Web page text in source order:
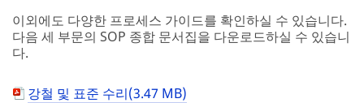
이외에도 다양한 프로세스 가이드를 확인하실 수 있습니다.
다음 세 부문의 SOP 종합 문서집을 다운로드하실 수 있습니
다.
강철 및 표준 수리(3.47 MB)